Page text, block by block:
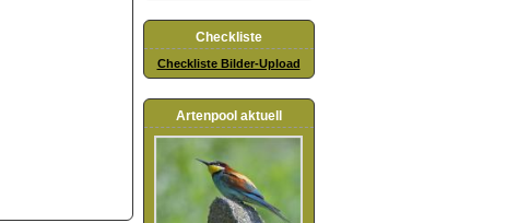
Checkliste
Checkliste Bilder-Upload
Artenpool aktuell